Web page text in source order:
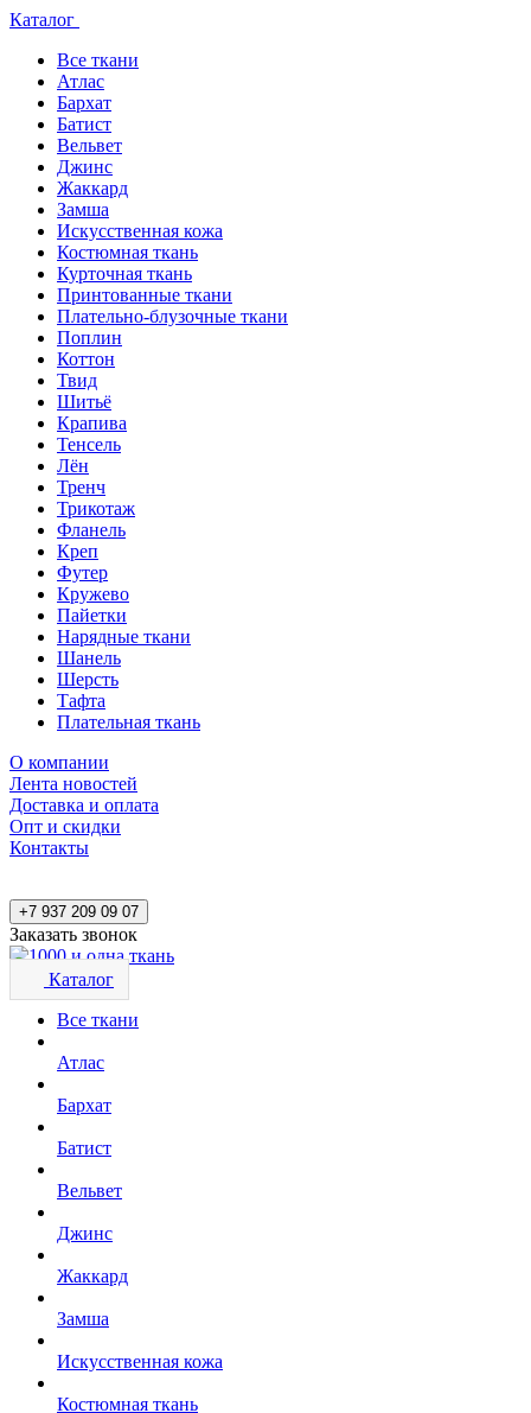
Каталог
Все ткани
Атлас
Бархат
Батист
Вельвет
Джинс
Жаккард
Замша
Искусственная кожа
Костюмная ткань
Курточная ткань
Принтованные ткани
Плательно-блузочные ткани
Поплин
Коттон
Твид
Шитьё
Крапива
Тенсель
Лён
Тренч
Трикотаж
Фланель
Креп
Футер
Кружево
Пайетки
Нарядные ткани
Шанель
Шерсть
Тафта
Плательная ткань
О компании
Лента новостей
Доставка и оплата
Опт и скидки
Контакты
+7 937 209 09 07
Заказать звонок
Каталог
Все ткани
Атлас
Бархат
Батист
Вельвет
Джинс
Жаккард
Замша
Искусственная кожа
Костюмная ткань